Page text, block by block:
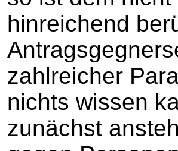
hinreichend
zahlreicher
nichts wissen
zunächst